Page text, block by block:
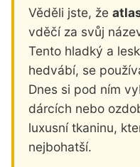
Věděli jste, že
vděčí za svůj
Tento hladký a
hedvábí, se
Dnes si pod ním
dárcích nebo
luxusní tkaninu,
nejbohatší.